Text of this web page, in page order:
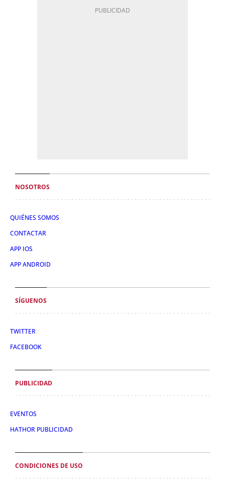
NOSOTROS
QUIÉNES SOMOS
CONTACTAR
APP IOS
APP ANDROID
SÍGUENOS
TWITTER
FACEBOOK
PUBLICIDAD
EVENTOS
HATHOR PUBLICIDAD
CONDICIONES DE USO